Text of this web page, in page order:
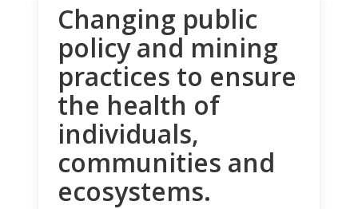
Changing public
policy and mining
practices to ensure
the health of
individuals,
communities and
ecosystems.